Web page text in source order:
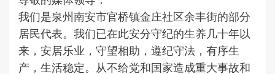
我们是泉州南安市官桥镇金庄社区余丰街的部分
居民代表。我们已在此安分守纪的生养几十年以
来，安居乐业，守望相助，遵纪守法，有序生
产，生活稳定。从不给党和国家造成重大事故和